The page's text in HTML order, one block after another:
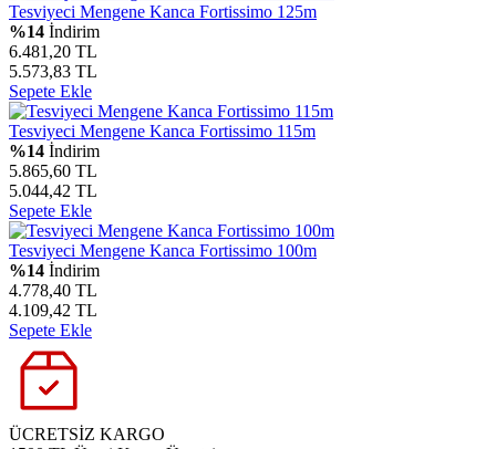
Tesviyeci Mengene Kanca Fortissimo 125m
%14 İndirim
6.481,20 TL
5.573,83 TL
Sepete Ekle
Tesviyeci Mengene Kanca Fortissimo 115m
%14 İndirim
5.865,60 TL
5.044,42 TL
Sepete Ekle
Tesviyeci Mengene Kanca Fortissimo 100m
%14 İndirim
4.778,40 TL
4.109,42 TL
Sepete Ekle
ÜCRETSİZ KARGO